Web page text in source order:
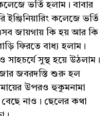
ভর্তি হলাম। বাবার
কলেজে ভর্তি
জায়গায় কি হয় আর কি
ফিরতে বাধ্য হলাম।
সাহচর্যে সুস্থ হয়ে উঠলাম।
জবরদস্তি শুরু হল
উপরও হুকুমনামা
নাও। ছেলের কথা